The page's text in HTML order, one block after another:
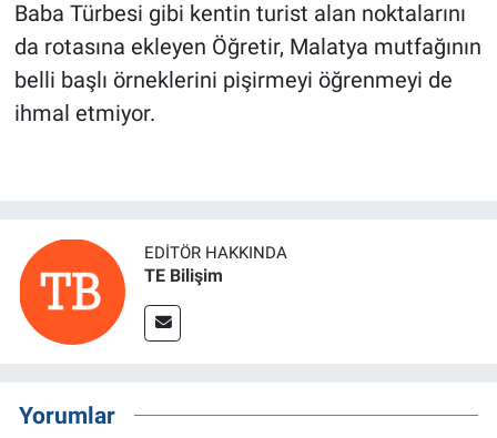
Baba Türbesi gibi kentin turist alan noktalarını
da rotasına ekleyen Öğretir, Malatya mutfağının
belli başlı örneklerini pişirmeyi öğrenmeyi de
ihmal etmiyor.
EDITÖR HAKKINDA
TE Bilişim
Yorumlar